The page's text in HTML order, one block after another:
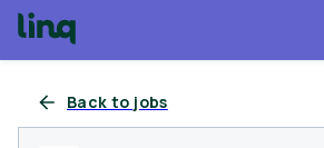
Back to jobs